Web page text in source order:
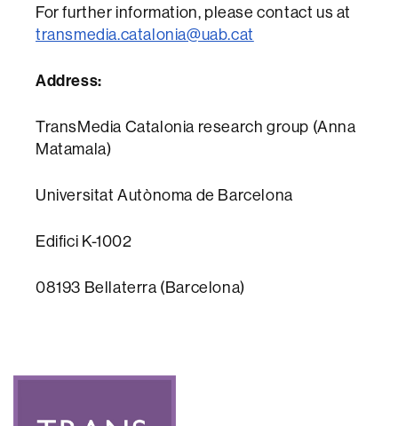
For further information, please contact us at
transmedia.catalonia@uab.cat
Address:
TransMedia Catalonia research group (Anna
Matamala)
Universitat Autònoma de Barcelona
Edifici K-1002
08193 Bellaterra (Barcelona)